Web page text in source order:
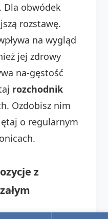
Dla obwódek
rozstawę.
na wygląd
jej zdrowy
na-gęstość
rozchodnik
Ozdobisz nim
o regularnym
z